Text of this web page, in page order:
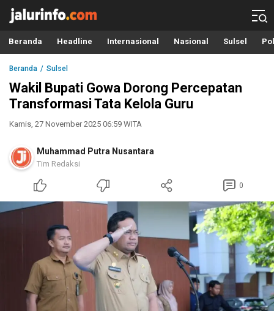
Info Terbaru, Berita Terkini Hari Ini, Jalurinfo.com
Terkini, Akurat dan Terpercaya
Beranda Headline Internasional Nasional Sulsel
Beranda Sulsel
Wakil Bupati Gowa Dorong Percepatan
Transformasi Tata Kelola Guru
Kamis, 27 November 2025 06:59 WITA
Muhammad Putra Nusantara
Tim Redaksi
0